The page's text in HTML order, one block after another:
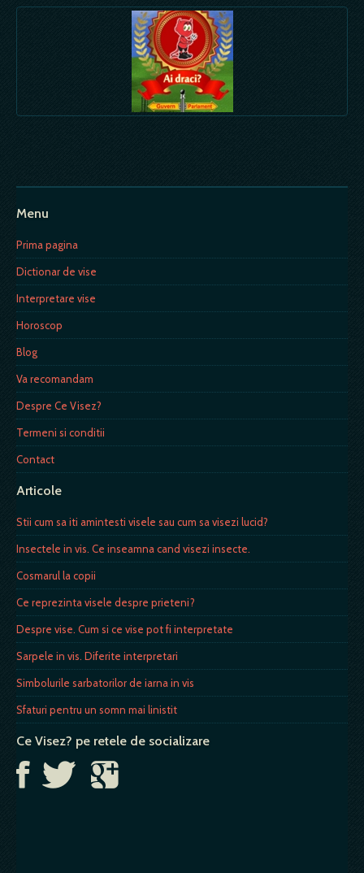
Menu
Prima pagina
Dictionar de vise
Interpretare vise
Horoscop
Blog
Va recomandam
Despre Ce Visez?
Termeni si conditii
Contact
Articole
Stii cum sa iti amintesti visele sau cum sa visezi lucid?
Insectele in vis. Ce inseamna cand visezi insecte.
Cosmarul la copii
Ce reprezinta visele despre prieteni?
Despre vise. Cum si ce vise pot fi interpretate
Sarpele in vis. Diferite interpretari
Simbolurile sarbatorilor de iarna in vis
Sfaturi pentru un somn mai linistit
Ce Visez? pe retele de socializare